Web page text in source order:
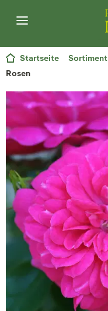
Startseite Sortiment
Rosen